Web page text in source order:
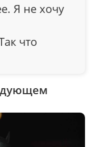
Я не хочу
что